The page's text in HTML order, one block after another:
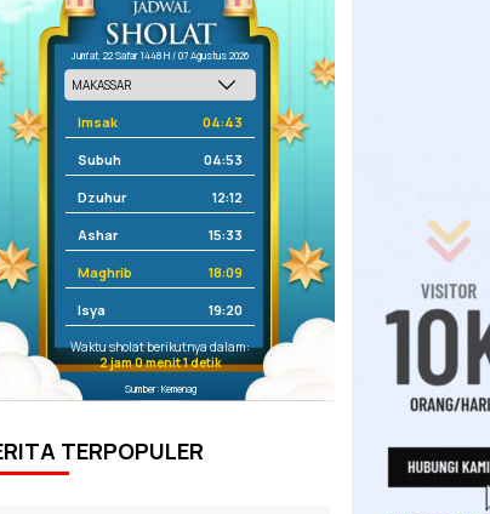
Jum'at, 22 Safar 1448 H / 07 Agustus 2026
Imsak 04:43
Subuh 04:53
Dzuhur 12:12
Ashar 15:33
Maghrib 18:09
Isya 19:20
Waktu sholat berikutnya dalam:
1 jam 59 menit 59 detik
Sumber: Kemenag
TERPOPULER